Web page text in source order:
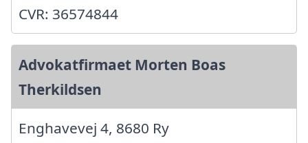
CVR: 36574844
Advokatfirmaet Morten Boas
Therkildsen
Enghavevej 4, 8680 Ry